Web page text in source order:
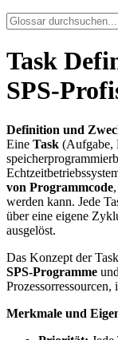
Task
SPS-
Definition und
Eine Task (Aufgabe,
von Programmcode
werden kann. Jede
über eine eigene
ausgelöst.
Das Konzept der
SPS-Programme
Merkmale und